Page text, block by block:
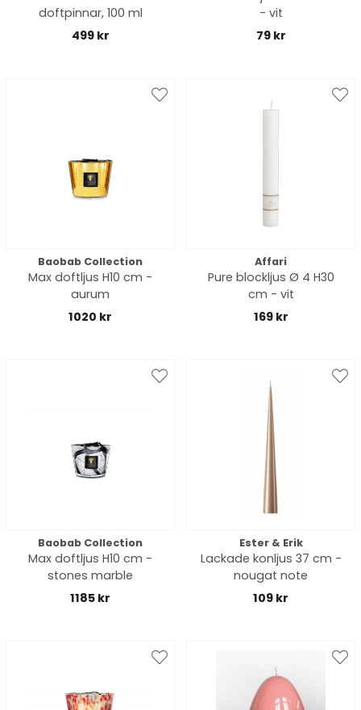
doftpinnar, 100 ml
499 kr
- vit
79 kr
Baobab Collection
Max doftljus H10 cm -
aurum
1020 kr
Affari
Pure blockljus Ø 4 H30
cm - vit
169 kr
Baobab Collection
Max doftljus H10 cm -
stones marble
1185 kr
Ester & Erik
Lackade konljus 37 cm -
nougat note
109 kr